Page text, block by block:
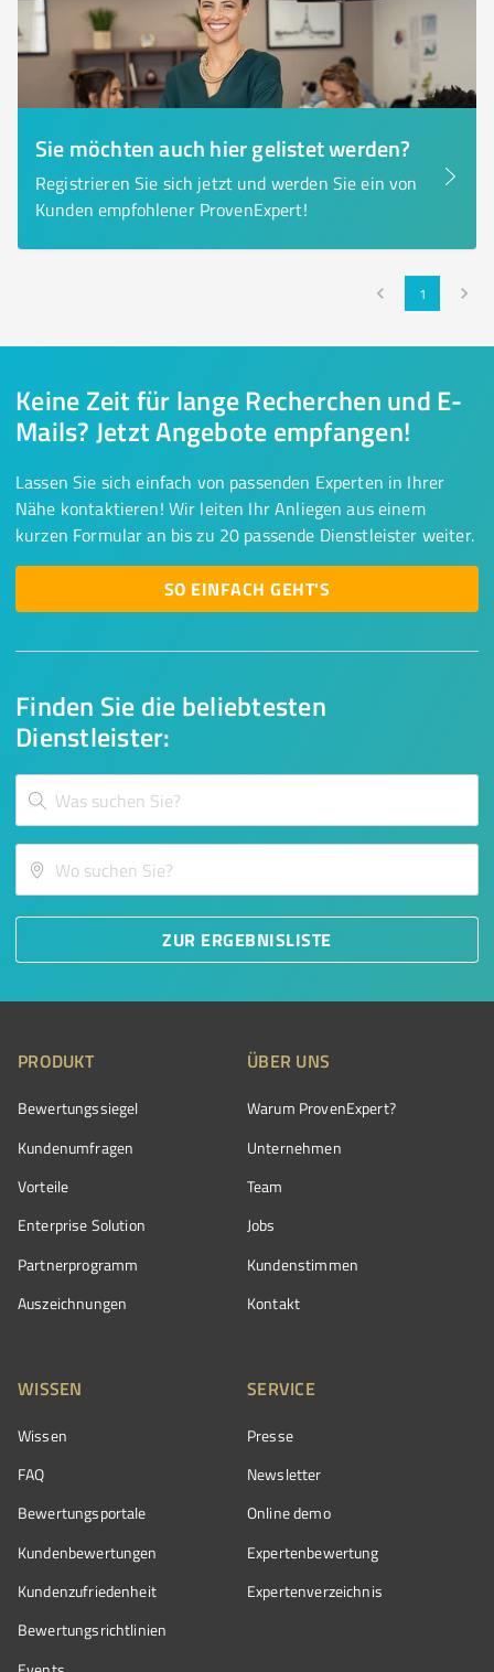
Sie möchten auch hier gelistet werden?
Registrieren Sie sich jetzt und werden Sie ein von
Kunden empfohlener ProvenExpert!
1
Finden Sie die beliebtesten
Dienstleister:
ZUR ERGEBNISLISTE
Keine Zeit für lange Recherchen und E-
Mails? Jetzt Angebote empfangen!
Lassen Sie sich einfach von passenden Experten in Ihrer
Nähe kontaktieren! Wir leiten Ihr Anliegen aus einem
kurzen Formular an bis zu 20 passende Dienstleister weiter.
SO EINFACH GEHT'S
PRODUKT
Bewertungssiegel
Kundenumfragen
Vorteile
Enterprise Solution
Partnerprogramm
Auszeichnungen
ÜBER UNS
Warum ProvenExpert?
Unternehmen
Team
Jobs
Kundenstimmen
Kontakt
WISSEN
Wissen
FAQ
Bewertungsportale
Kundenbewertungen
Kundenzufriedenheit
Bewertungs­richtlinien
SERVICE
Presse
Newsletter
Online demo
Expertenbewertung
Expertenverzeichnis